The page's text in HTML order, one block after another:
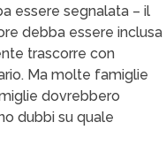
essere segnalata – il
debba essere inclusa
trascorre con
Ma molte famiglie
dovrebbero
dubbi su quale